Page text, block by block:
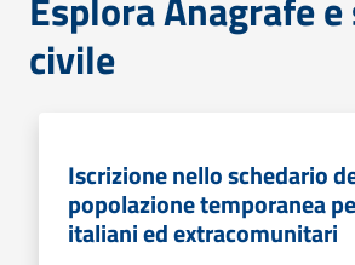
civile
Iscrizione nello schedario
popolazione temporanea
italiani ed extracomunitari